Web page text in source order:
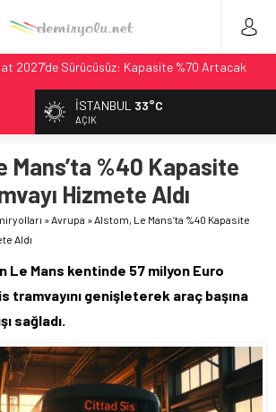
2027’de Sürücüsüz: Kapasite %70 Artacak
17,2 Milyar Sterlinlik Siparişle Tesis
Otomotiv Demiryolu: 4.800 Ton CO2
Tamamladı: Lima’da Seyahat 45 Dakikaya
Limanı’na 58 Milyon Dolarlık Yeşil Yatırım Ödülü
İSTANBUL 33°C
AÇIK
Mans’ta %40 Kapasite
Hizmete Aldı
»Avrupa »Alstom, Le Mans’ta %40 Kapasite
Aldı
Le Mans kentinde 57 milyon Euro
tramvayını genişleterek araç başına
sağladı.